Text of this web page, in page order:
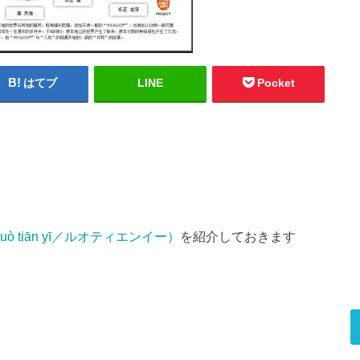
はてブ LINE Pocket
luò tiān yī／ルオティエンイー） を紹介しておきます